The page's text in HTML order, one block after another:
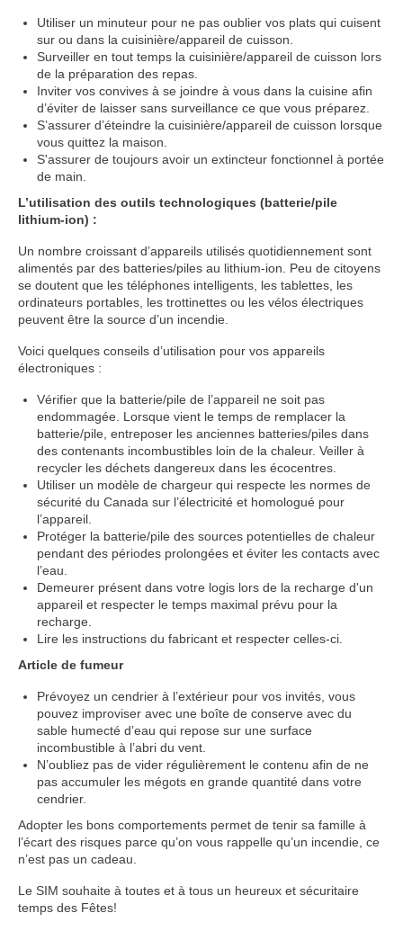
Utiliser un minuteur pour ne pas oublier vos plats qui cuisent
sur ou dans la cuisinière/appareil de cuisson.
Surveiller en tout temps la cuisinière/appareil de cuisson lors
de la préparation des repas.
Inviter vos convives à se joindre à vous dans la cuisine afin
d’éviter de laisser sans surveillance ce que vous préparez.
S’assurer d’éteindre la cuisinière/appareil de cuisson lorsque
vous quittez la maison.
S'assurer de toujours avoir un extincteur fonctionnel à portée
de main.
L’utilisation des outils technologiques (batterie/pile
lithium-ion) :
Un nombre croissant d’appareils utilisés quotidiennement sont
alimentés par des batteries/piles au lithium-ion. Peu de citoyens
se doutent que les téléphones intelligents, les tablettes, les
ordinateurs portables, les trottinettes ou les vélos électriques
peuvent être la source d’un incendie.
Voici quelques conseils d’utilisation pour vos appareils
électroniques :
Vérifier que la batterie/pile de l’appareil ne soit pas
endommagée. Lorsque vient le temps de remplacer la
batterie/pile, entreposer les anciennes batteries/piles dans
des contenants incombustibles loin de la chaleur. Veiller à
recycler les déchets dangereux dans les écocentres.
Utiliser un modèle de chargeur qui respecte les normes de
sécurité du Canada sur l’électricité et homologué pour
l’appareil.
Protéger la batterie/pile des sources potentielles de chaleur
pendant des périodes prolongées et éviter les contacts avec
l’eau.
Demeurer présent dans votre logis lors de la recharge d'un
appareil et respecter le temps maximal prévu pour la
recharge.
Lire les instructions du fabricant et respecter celles-ci.
Article de fumeur
Prévoyez un cendrier à l’extérieur pour vos invités, vous
pouvez improviser avec une boîte de conserve avec du
sable humecté d’eau qui repose sur une surface
incombustible à l’abri du vent.
N’oubliez pas de vider régulièrement le contenu afin de ne
pas accumuler les mégots en grande quantité dans votre
cendrier.
Adopter les bons comportements permet de tenir sa famille à
l’écart des risques parce qu’on vous rappelle qu’un incendie, ce
n’est pas un cadeau.
Le SIM souhaite à toutes et à tous un heureux et sécuritaire
temps des Fêtes!